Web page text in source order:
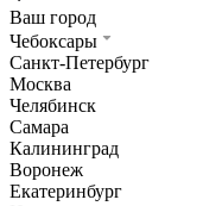
Ваш город
Чебоксары
Санкт-Петербург
Москва
Челябинск
Самара
Калининград
Воронеж
Екатеринбург